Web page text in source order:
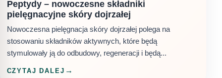
Peptydy – nowoczesne składniki
pielęgnacyjne skóry dojrzałej
Nowoczesna pielęgnacja skóry dojrzałej polega na
stosowaniu składników aktywnych, które będą
stymulowały ją do odbudowy, regeneracji i będą...
CZYTAJ DALEJ